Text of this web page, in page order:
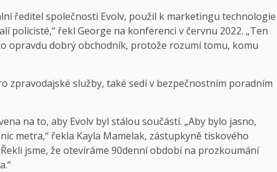
ředitel společnosti Evolv, použil k marketingu technologie
policisté,“ řekl George na konferenci v červnu 2022. „Ten
opravdu dobrý obchodník, protože rozumí tomu, komu
zpravodajské služby, také sedí v bezpečnostním poradním
na to, aby Evolv byl stálou součástí. „Aby bylo jasno,
metra,“ řekla Kayla Mamelak, zástupkyně tiskového
jsme, že otevíráme 90denní období na prozkoumání